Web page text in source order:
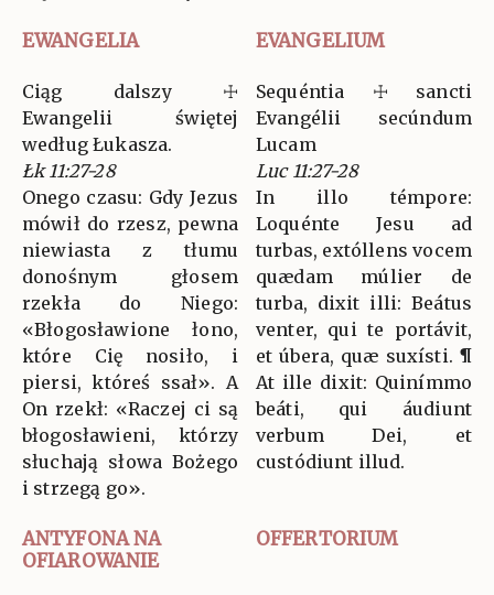
EWANGELIA EVANGELIUM
Ciąg dalszy ☩
Ewangelii świętej
według Łukasza.
Łk 11:27-28
Onego czasu: Gdy Jezus
mówił do rzesz, pewna
niewiasta z tłumu
donośnym głosem
rzekła do Niego:
«Błogosławione łono,
które Cię nosiło, i
piersi, któreś ssał». A
On rzekł: «Raczej ci są
błogosławieni, którzy
słuchają słowa Bożego
i strzegą go».
Sequéntia ☩ sancti
Evangélii secúndum
Lucam
Luc 11:27-28
In illo témpore:
Loquénte Jesu ad
turbas, extóllens vocem
quædam múlier de
turba, dixit illi: Beátus
venter, qui te portávit,
et úbera, quæ suxísti. ¶
At ille dixit: Quinímmo
beáti, qui áudiunt
verbum Dei, et
custódiunt illud.
ANTYFONA NA
OFIAROWANIE
OFFERTORIUM